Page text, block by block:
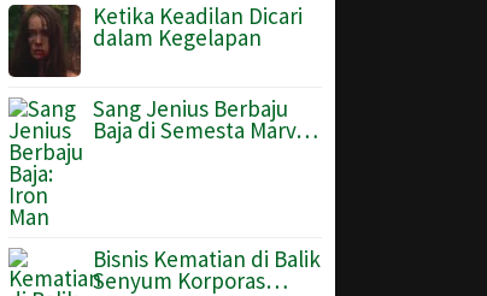
Ketika Keadilan Dicari
dalam Kegelapan
Sang Jenius Berbaju
Baja di Semesta Marv…
Bisnis Kematian di Balik
Senyum Korporas…